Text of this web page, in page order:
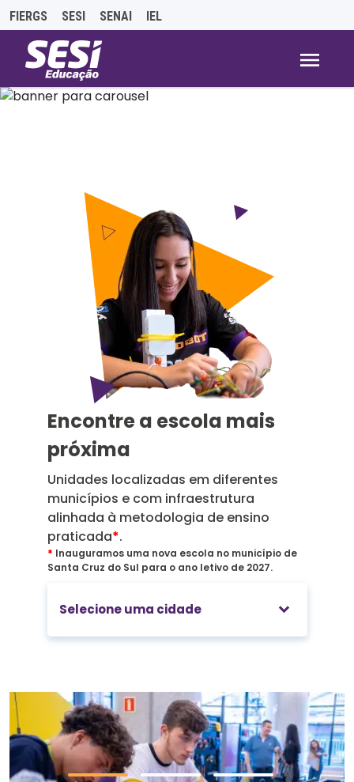
FIERGS SESI SENAI IEL
Slide 1 of 3
Processo seletivo
Confira as informações para ingresso nas Escolas de
Saiba mais
Encontre a escola mais
próxima
Unidades localizadas em diferentes
municípios e com infraestrutura
alinhada à metodologia de ensino
praticada*.
* Inauguramos uma nova escola no município de
Santa Cruz do Sul para o ano letivo de 2027.
Selecione uma cidade keyboard_arrow_down